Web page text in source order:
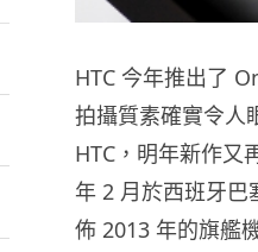
HTC 今年推出了
拍攝質素確實令人
HTC，明年新作又
年 2 月於西班牙
佈 2013 年的旗艦